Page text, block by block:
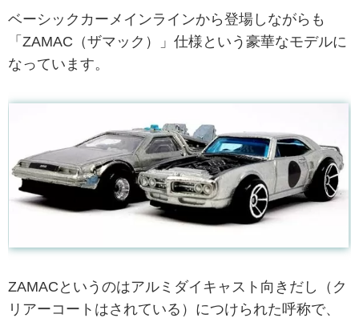
ベーシックカーメインラインから登場しながらも
「ZAMAC（ザマック）」仕様という豪華なモデルに
なっています。
ZAMACというのはアルミダイキャスト向きだし（ク
リアーコートはされている）につけられた呼称で、